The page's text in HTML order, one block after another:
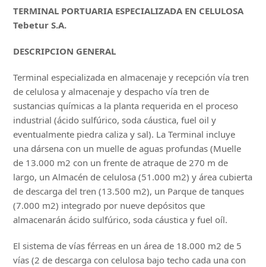
TERMINAL PORTUARIA ESPECIALIZADA EN CELULOSA
Tebetur S.A.
DESCRIPCION GENERAL
Terminal especializada en almacenaje y recepción vía tren
de celulosa y almacenaje y despacho vía tren de
sustancias químicas a la planta requerida en el proceso
industrial (ácido sulfúrico, soda cáustica, fuel oil y
eventualmente piedra caliza y sal). La Terminal incluye
una dársena con un muelle de aguas profundas (Muelle
de 13.000 m2 con un frente de atraque de 270 m de
largo, un Almacén de celulosa (51.000 m2) y área cubierta
de descarga del tren (13.500 m2), un Parque de tanques
(7.000 m2) integrado por nueve depósitos que
almacenarán ácido sulfúrico, soda cáustica y fuel oíl.
El sistema de vías férreas en un área de 18.000 m2 de 5
vías (2 de descarga con celulosa bajo techo cada una con